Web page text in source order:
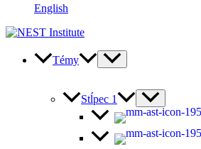
English
Témy
Stĺpec 1